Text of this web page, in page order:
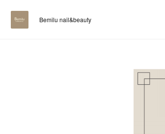
Bemilu nail&beauty